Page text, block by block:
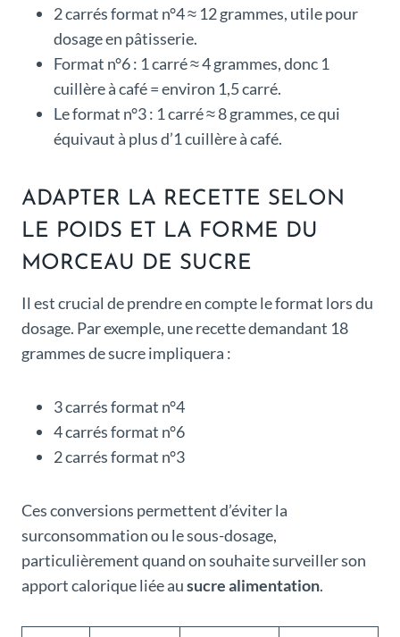
2 carrés format n°4 ≈ 12 grammes, utile pour
dosage en pâtisserie.
Format n°6 : 1 carré ≈ 4 grammes, donc 1
cuillère à café = environ 1,5 carré.
Le format n°3 : 1 carré ≈ 8 grammes, ce qui
équivaut à plus d’1 cuillère à café.
ADAPTER LA RECETTE SELON
LE POIDS ET LA FORME DU
MORCEAU DE SUCRE
Il est crucial de prendre en compte le format lors du
dosage. Par exemple, une recette demandant 18
grammes de sucre impliquera :
3 carrés format n°4
4 carrés format n°6
2 carrés format n°3
Ces conversions permettent d’éviter la
surconsommation ou le sous-dosage,
particulièrement quand on souhaite surveiller son
apport calorique liée ausucre alimentation.